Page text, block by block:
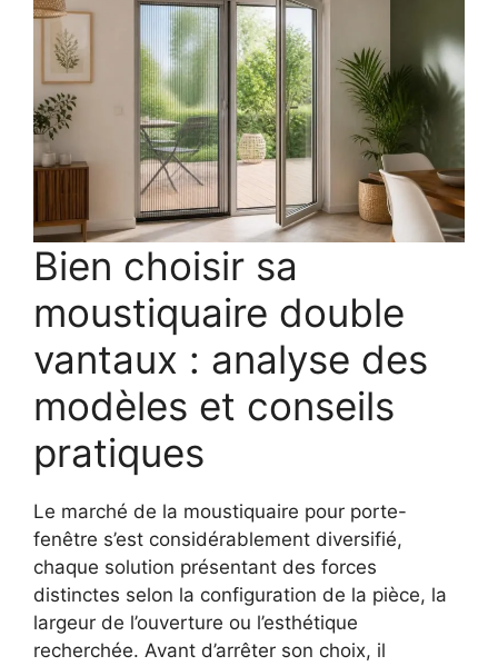
Bien choisir sa
moustiquaire double
vantaux : analyse des
modèles et conseils
pratiques
Le marché de la moustiquaire pour porte-
fenêtre s’est considérablement diversifié,
chaque solution présentant des forces
distinctes selon la configuration de la pièce, la
largeur de l’ouverture ou l’esthétique
recherchée. Avant d’arrêter son choix, il